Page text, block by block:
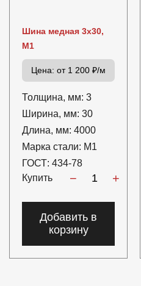
Шина медная 3х30,
М1
Цена: от 1 200 ₽/м
Толщина, мм: 3
Ширина, мм: 30
Длина, мм: 4000
Марка стали: М1
ГОСТ: 434-78
Купить
− +
Добавить в
корзину